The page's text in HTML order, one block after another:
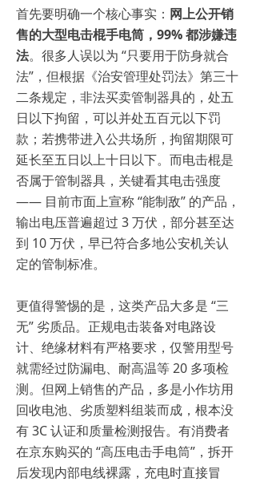
首先要明确一个核心事实： 网上公开销
售的大型电击棍手电筒，99% 都涉嫌违
法。很多人误以为 “只要用于防身就合
法”，但根据《治安管理处罚法》第三十
二条规定，非法买卖管制器具的，处五
日以下拘留，可以并处五百元以下罚
款；若携带进入公共场所，拘留期限可
延长至五日以上十日以下。而电击棍是
否属于管制器具，关键看其电击强度
—— 目前市面上宣称 “能制敌” 的产品，
输出电压普遍超过 3 万伏，部分甚至达
到 10 万伏，早已符合多地公安机关认
定的管制标准。
更值得警惕的是，这类产品大多是 “三
无” 劣质品。正规电击装备对电路设
计、绝缘材料有严格要求，仅警用型号
就需经过防漏电、耐高温等 20 多项检
测。但网上销售的产品，多是小作坊用
回收电池、劣质塑料组装而成，根本没
有 3C 认证和质量检测报告。有消费者
在京东购买的 “高压电击手电筒”，拆开
后发现内部电线裸露，充电时直接冒